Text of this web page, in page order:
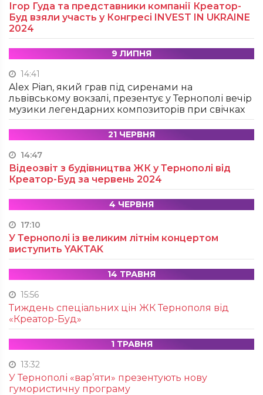
Ігор Гуда та представники компанії Креатор-
Буд взяли участь у Конгресі INVEST IN UKRAINE
2024
9 ЛИПНЯ
14:41
Alex Pian, який грав під сиренами на
львівському вокзалі, презентує у Тернополі вечір
музики легендарних композиторів при свічках
21 ЧЕРВНЯ
14:47
Відеозвіт з будівництва ЖК у Тернополі від
Креатор-Буд за червень 2024
4 ЧЕРВНЯ
17:10
У Тернополі із великим літнім концертом
виступить YAKTAK
14 ТРАВНЯ
15:56
Тиждень спеціальних цін ЖК Тернополя від
«Креатор-Буд»
1 ТРАВНЯ
13:32
У Тернополі «вар’яти» презентують нову
гумористичну програму